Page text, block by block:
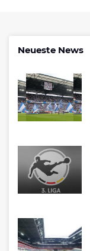
Neueste News